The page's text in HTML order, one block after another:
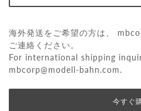
海外発送をご希望の方は、
ご連絡ください。
For international shipping
mbcorp@modell-bahn.com.
今すぐ